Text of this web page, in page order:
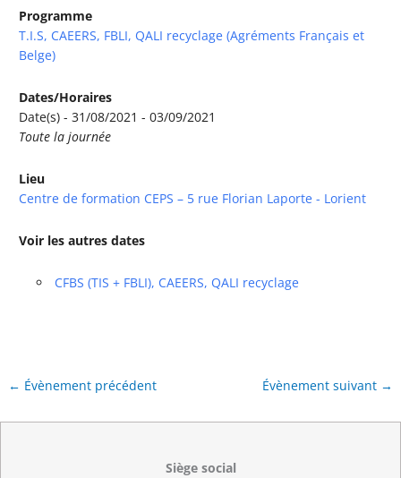
Programme
T.I.S, CAEERS, FBLI, QALI recyclage (Agréments Français et
Belge)
Dates/Horaires
Date(s) - 31/08/2021 - 03/09/2021
Toute la journée
Lieu
Centre de formation CEPS – 5 rue Florian Laporte - Lorient
Voir les autres dates
CFBS (TIS + FBLI), CAEERS, QALI recyclage
← Évènement précédent Évènement suivant →
Siège social